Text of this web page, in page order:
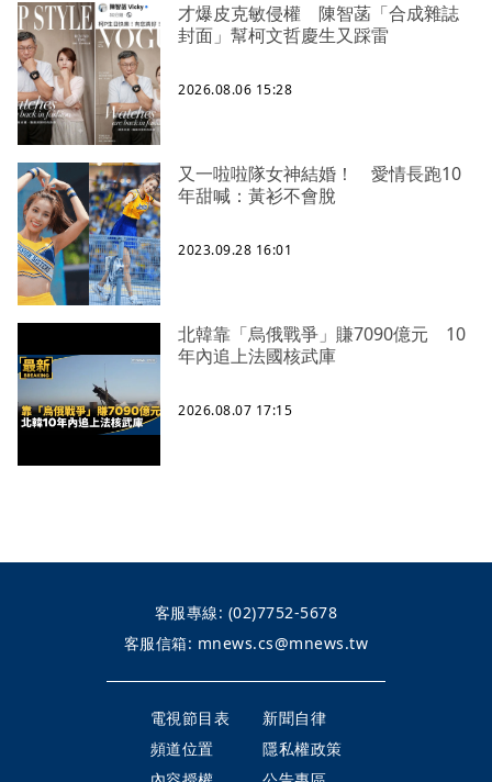
才爆皮克敏侵權 陳智菡「合成雜誌
封面」幫柯文哲慶生又踩雷
2026.08.06 15:28
又一啦啦隊女神結婚！ 愛情長跑10
年甜喊：黃衫不會脫
2023.09.28 16:01
北韓靠「烏俄戰爭」賺7090億元 10
年內追上法國核武庫
2026.08.07 17:15
客服專線: (02)7752-5678
客服信箱: mnews.cs@mnews.tw
電視節目表
新聞自律
頻道位置
隱私權政策